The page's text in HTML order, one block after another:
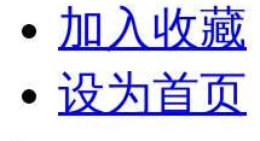
加入收藏
设为首页